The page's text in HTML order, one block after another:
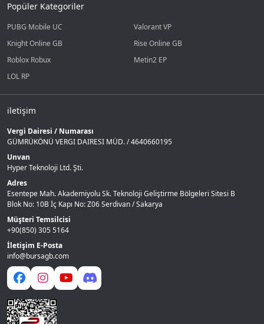
Popüler Kategoriler
PUBG Mobile UC
Valorant VP
Knight Online GB
Rise Online GB
Roblox Robux
Metin2 EP
LOL RP
iletişim
Vergi Dairesi / Numarası
GÜMRÜKÖNÜ VERGI DAIRESI MÜD. / 4640660195
Unvan
Hyper Teknoloji Ltd. Şti.
Adres
Esentepe Mah. Akademiyolu Sk. Teknoloji Geliştirme Bölgeleri Sitesi B
Blok No: 10B İç Kapı No: Z06 Serdivan / Sakarya
Müşteri Temsilcisi
+90(850) 305 5164
İletişim E-Posta
info@bursagb.com